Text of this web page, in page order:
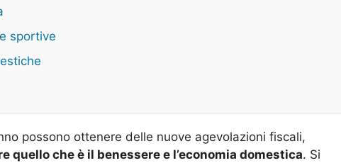
sportive
possono ottenere delle nuove agevolazioni fiscali,
quello che è il benessere e l’economia domestica. Si